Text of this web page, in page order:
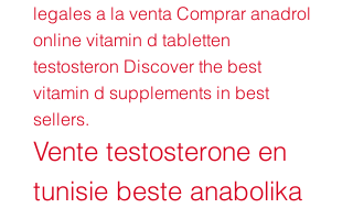
legales a la venta Comprar anadrol
online vitamin d tabletten
testosteron Discover the best
vitamin d supplements in best
sellers.
Vente testosterone en
tunisie beste anabolika